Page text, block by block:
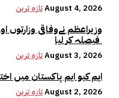
تازہ ترینAugust 4, 2026
وزیراعظم نےوفاقی وزارتوں
تازہ ترینAugust 3, 2026
ایم کیو ایم پاکستان میں
تازہ ترینAugust 2, 2026